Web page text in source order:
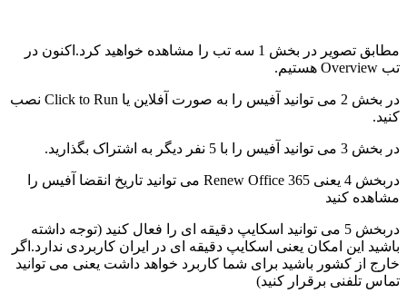
مطابق تصویر در بخش 1 سه تب را مشاهده خواهید کرد.اکنون در
تب Overview هستیم.
در بخش 2 می توانید آفیس را به صورت آفلاین یا Click to Run نصب
کنید.
در بخش 3 می توانید آفیس را با 5 نفر دیگر به اشتراک بگذارید.
دربخش 4 یعنی Renew Office 365 می توانید تاریخ انقضا آفیس را
مشاهده کنید
دربخش 5 می توانید اسکایپ دقیقه ای را فعال کنید (توجه داشته
باشید این امکان یعنی اسکایپ دقیقه ای در ایران کاربردی ندارد.اگر
خارج از کشور باشید برای شما کاربرد خواهد داشت یعنی می توانید
تماس تلفنی برقرار کنید)